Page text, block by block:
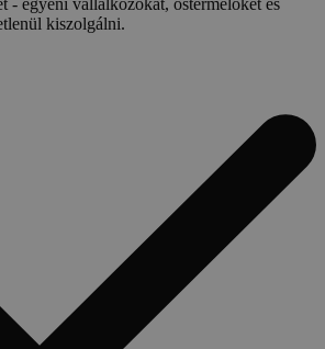
- egyéni vállalkozókat, őstermelőket és
kiszolgálni.